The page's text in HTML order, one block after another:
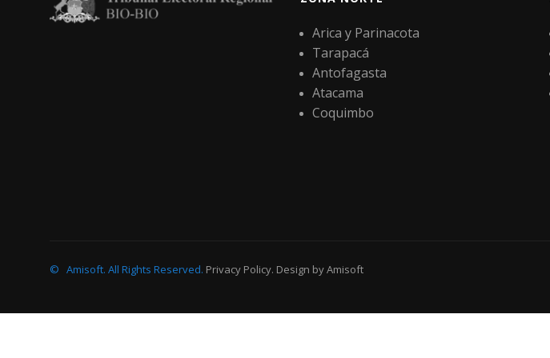
Arica y Parinacota
Tarapacá
Antofagasta
Atacama
Coquimbo
© Amisoft. All Rights Reserved. Privacy Policy. Design byAmisoft